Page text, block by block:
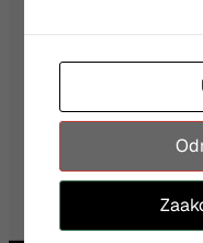
Wyrażam zgodę na
Więcej